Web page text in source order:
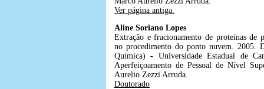
Ver página antiga.
Aline Soriano Lopes
Extração e fracionamento de proteínas de
no procedimento do ponto nuvem. 2005.
Química) - Universidade Estadual de
Aperfeiçoamento de Pessoal de Nível
Aurelio Zezzi Arruda.
Doutorado